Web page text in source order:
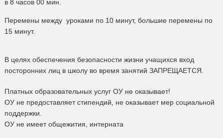
в 8 часов 00 мин.
Перемены между уроками по 10 минут, большие перемены по
15 минут.
В целях обеспечения безопасности жизни учащихся вход
посторонних лиц в школу во время занятий ЗАПРЕЩАЕТСЯ.
Платных образовательных услуг ОУ не оказывает!
ОУ не предоставляет стипендий, не оказывает мер социальной
поддержки.
ОУ не имеет общежития, интерната